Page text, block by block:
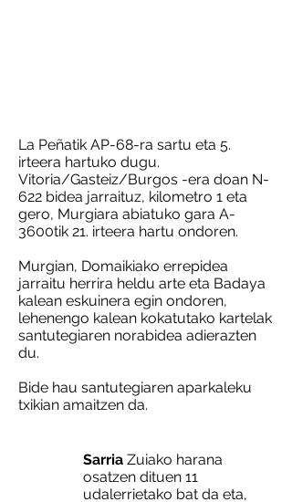
La Peñatik AP-68-ra sartu eta 5.
irteera hartuko dugu.
Vitoria/Gasteiz/Burgos -era doan N-
622 bidea jarraituz, kilometro 1 eta
gero, Murgiara abiatuko gara A-
3600tik 21. irteera hartu ondoren.
Murgian, Domaikiako errepidea
jarraitu herrira heldu arte eta Badaya
kalean eskuinera egin ondoren,
lehenengo kalean kokatutako kartelak
santutegiaren norabidea adierazten
du.
Bide hau santutegiaren aparkaleku
txikian amaitzen da.
Sarria Zuiako harana
osatzen dituen 11
udalerrietako bat da eta,